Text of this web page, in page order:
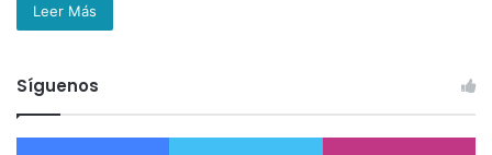
Leer Más
Síguenos